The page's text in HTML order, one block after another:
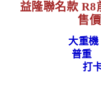
益隆聯名款 R8
售
大重
普重
打